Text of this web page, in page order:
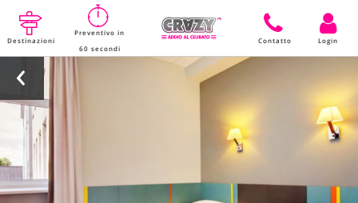
Destinazioni
Preventivo in
60 secondi
Contatto Login